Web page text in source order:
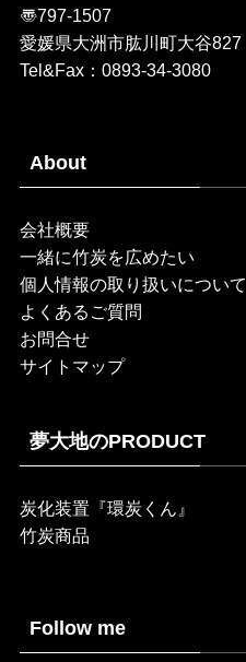
〠797-1507
愛媛県大洲市肱川町大谷827
Tel&Fax：0893-34-3080
About
会社概要
一緒に竹炭を広めたい
個人情報の取り扱いについて
よくあるご質問
お問合せ
サイトマップ
夢大地のPRODUCT
炭化装置『環炭くん』
竹炭商品
Follow me